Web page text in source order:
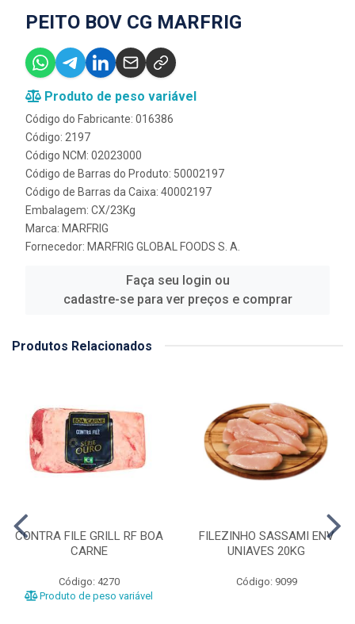
PEITO BOV CG MARFRIG
Produto de peso variável
Código do Fabricante: 016386
Código: 2197
Código NCM: 02023000
Código de Barras do Produto: 50002197
Código de Barras da Caixa: 40002197
Embalagem: CX/23Kg
Marca: MARFRIG
Fornecedor: MARFRIG GLOBAL FOODS S. A.
Faça seu login ou
cadastre-se para ver preços e comprar
Produtos Relacionados
CONTRA FILE GRILL RF BOA
CARNE
Código: 4270
Produto de peso variável
FILEZINHO SASSAMI ENV
UNIAVES 20KG
Código: 9099